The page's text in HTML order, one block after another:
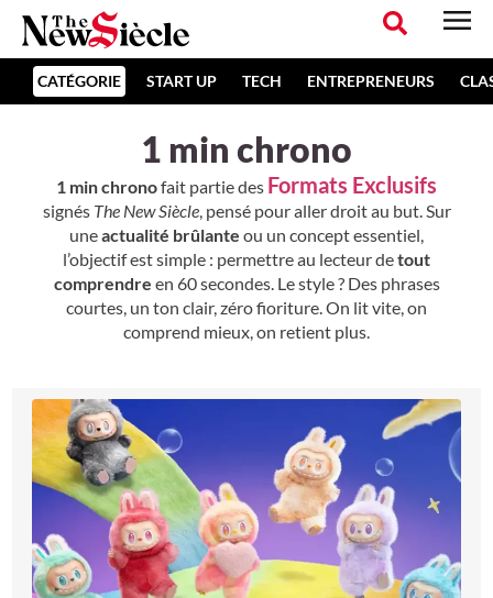
CATÉGORIE START UP TECH ENTREPRENEURS
1 min chrono
1 min chronofait partie des Formats Exclusifs
signés The New Siècle, pensé pour aller droit au but. Sur
uneactualité brûlante ou un concept essentiel,
l’objectif est simple : permettre au lecteur detout
comprendre en 60 secondes. Le style ? Des phrases
courtes, un ton clair, zéro fioriture. On lit vite, on
comprend mieux, on retient plus.